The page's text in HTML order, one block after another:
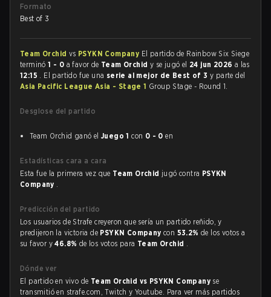
Formato
Best of 3
Team Orchid vs PSYKN Company El partido de Rainbow Six Siege
terminó1 - 0 a favor de Team Orchid y se jugó el 24 jun 2026 a las
12:15 . El partido fue una serie al mejor de Best of 3y parte del
Asia Pacific League Asia - Stage 1 Group Stage - Round 1.
Desglose del partido
Team Orchid ganó el Juego 1 con 0 - 0 en
Estadísticas cara a cara
Esta fue la primera vez que Team Orchid jugó contra PSYKN
Company .
Predicción del partido
Los usuarios de Strafe creyeron que sería un partido reñido, y
predijeron la victoria de PSYKN Companycon 53.2%de los votos a
su favor y46.8% de los votos para Team Orchid .
Dónde ver
El partido en vivo de Team Orchid vs PSYKN Company se
transmitió en strafe.com, Twitch y Youtube. Para ver más partidos